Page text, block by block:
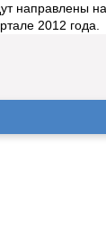
направлены
2012 года.